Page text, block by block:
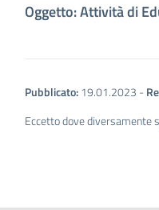
Oggetto: Attività di
Pubblicato:19.01.2023 -
Eccetto dove diversamente